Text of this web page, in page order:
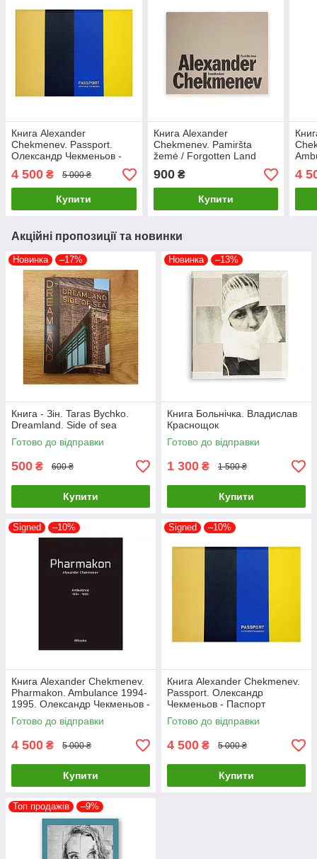
Книга Alexander
Chekmenev. Passport.
Олександр Чекменьов -
Паспорт
4 500 ₴ 5 000 ₴
Купити
Книга Alexander
Chekmenev. Pamiršta
žemė / Forgotten Land
900₴
Купити
4
Акційні пропозиції та новинки
Новинка –17%
Книга - Зін. Taras Bychko.
Dreamland. Side of sea
Готово до відправки
500 ₴ 600 ₴
Купити
Новинка –13%
Книга Больнічка. Владислав
Краснощок
Готово до відправки
1 300 ₴ 1 500 ₴
Купити
Signed –10%
Книга Alexander Chekmenev.
Pharmakon. Ambulance 1994-
1995. Олександр Чекменьов -
Фармакон / Швидка допомога
Готово до відправки
4 500 ₴ 5 000 ₴
Купити
Signed –10%
Книга Alexander Chekmenev.
Passport. Олександр
Чекменьов - Паспорт
Готово до відправки
4 500 ₴ 5 000 ₴
Купити
Топ продажів –9%